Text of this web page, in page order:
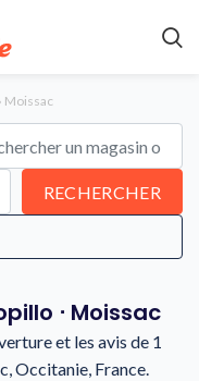
Moissac
un magasin ou une
RECHERCHER
⋅ Moissac
et les avis de 1
Occitanie, France.